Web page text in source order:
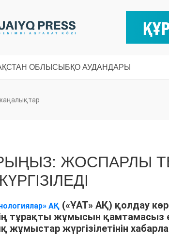
ОБЛЫСЫ БҚО АУДАНДАРЫ
ЖОСПАРЛЫ
АҚ («ҰАТ» АҚ) қолдау
тұрақты жұмысын қамтамасыз
жұмыстар жүргізілетінін